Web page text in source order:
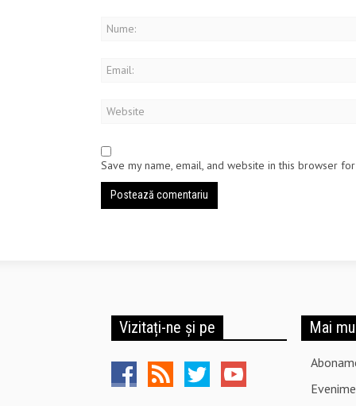
Save my name, email, and website in this browser
Vizitați-ne și pe Mai